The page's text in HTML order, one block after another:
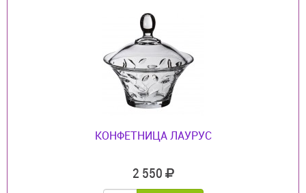
КОНФЕТНИЦА ЛАУРУС
2 550